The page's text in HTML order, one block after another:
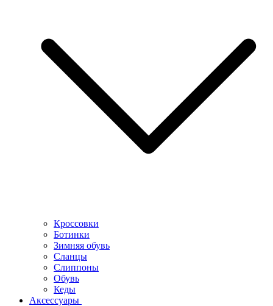
Кроссовки
Ботинки
Зимняя обувь
Сланцы
Слиппоны
Обувь
Кеды
Аксессуары